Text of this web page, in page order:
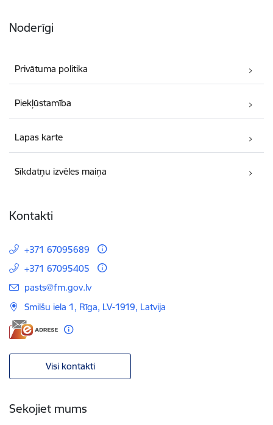
Noderīgi
Privātuma politika
Piekļūstamība
Lapas karte
Sīkdatņu izvēles maiņa
Kontakti
+371 67095689
+371 67095405
E-pasts:
pasts@fm.gov.lv
Smilšu iela 1, Rīga, LV-1919, Latvija
Visi kontakti
Sekojiet mums